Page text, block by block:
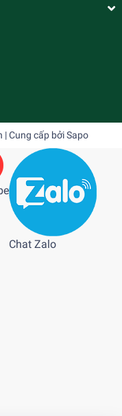
| Cung cấp bởiSapo
Chat Zalo